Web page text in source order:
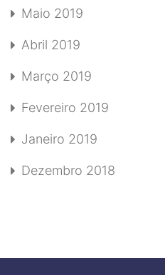
Maio 2019
Abril 2019
Março 2019
Fevereiro 2019
Janeiro 2019
Dezembro 2018